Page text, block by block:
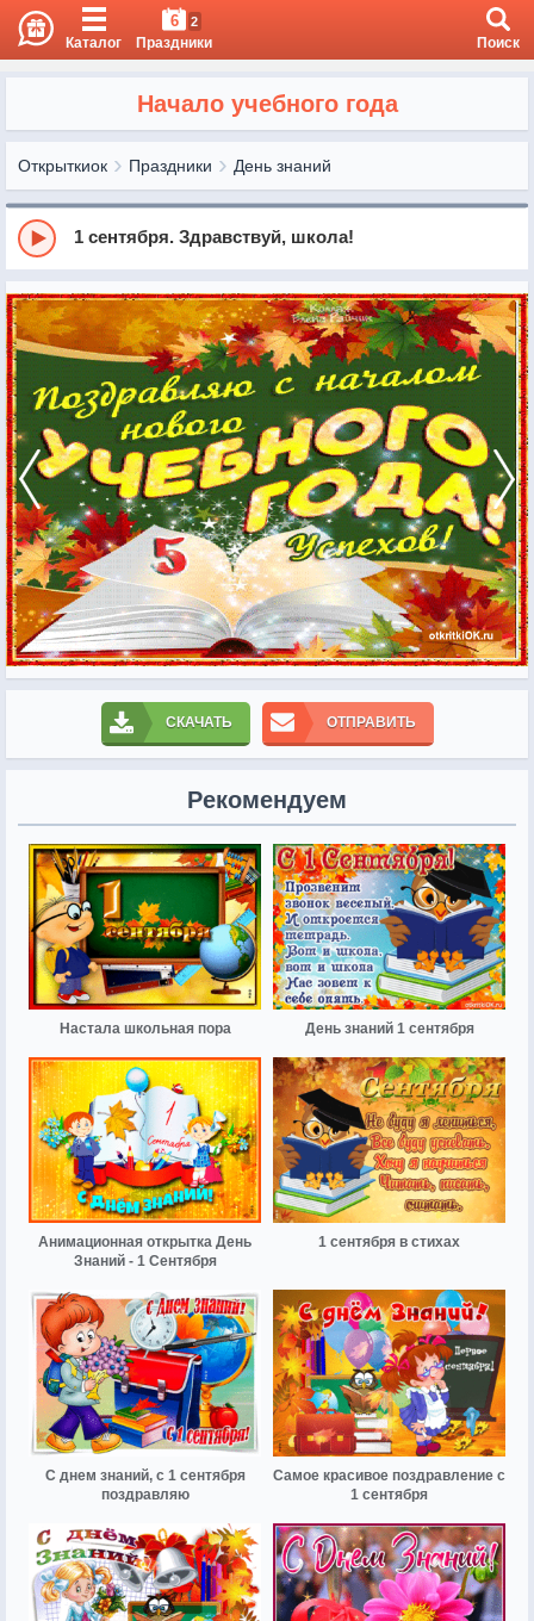
Каталог
6 2
Праздники Поиск
Начало учебного года
Открыткиок Праздники День знаний
1 сентября. Здравствуй, школа!
СКАЧАТЬ ОТПРАВИТЬ
Рекомендуем
Настала школьная пора День знаний 1 сентября
Анимационная открытка День
Знаний - 1 Сентября
1 сентября в стихах
С днем знаний, с 1 сентября
поздравляю
Самое красивое поздравление с
1 сентября